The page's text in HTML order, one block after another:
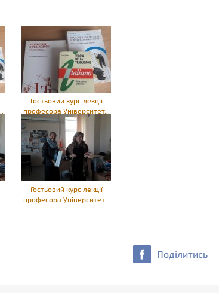
Гостьовий курс лекції
професора Університет...
Гостьовий курс лекції
професора Університет...
Поділитись